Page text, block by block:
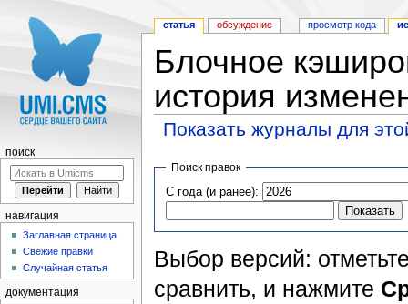
Блочное
история
Показать журналы для
Поиск правок
С года (и ранее):
Выбор версий:
сравнить, и нажмите
статья обсуждение просмотр кода
поиск
навигация
Заглавная страница
Свежие правки
Случайная статья
документация